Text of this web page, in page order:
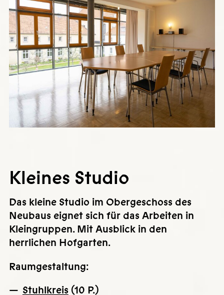
Kleines Studio
Das kleine Studio im Obergeschoss des
Neubaus eignet sich für das Arbeiten in
Kleingruppen. Mit Ausblick in den
herrlichen Hofgarten.
Raumgestaltung:
Stuhlkreis(10 P.)